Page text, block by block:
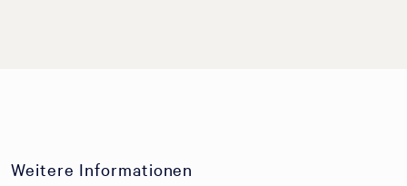
Weitere Informationen